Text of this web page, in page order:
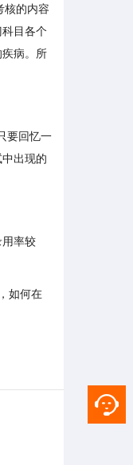
核的内容
目各个
病。所
要回忆一
出现的
率较
如何在
